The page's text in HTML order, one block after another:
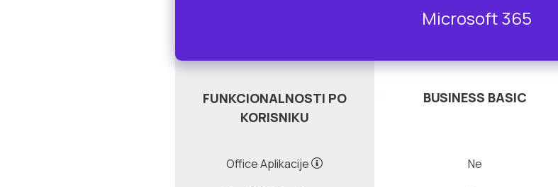
Microsoft 365
FUNKCIONALNOSTI PO
KORISNIKU
Office Aplikacije
BUSINESS BASIC
Ne